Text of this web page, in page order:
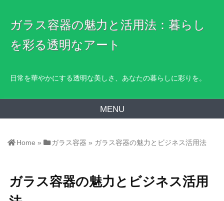
ガラス容器の魅力と活用法：暮らし
を彩る透明なアート
日常を華やかにする透明な美しさ、あなたの暮らしに彩りを。
MENU
Home » ガラス容器 » ガラス容器の魅力とビジネス活用法
ガラス容器の魅力とビジネス活用